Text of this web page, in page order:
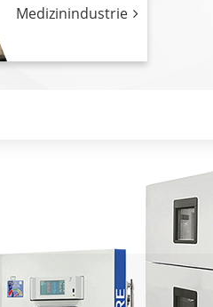
Medizinindustrie